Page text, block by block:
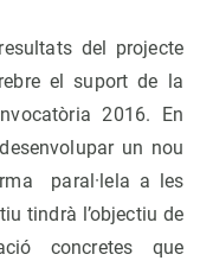
del projecte
el suport de la
2016. En
un nou
paral·lela a les
tindrà l’objectiu de
concretes que